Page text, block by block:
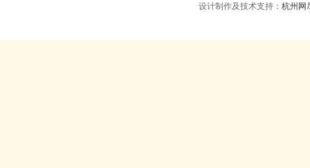
设计制作及技术支持：杭州网